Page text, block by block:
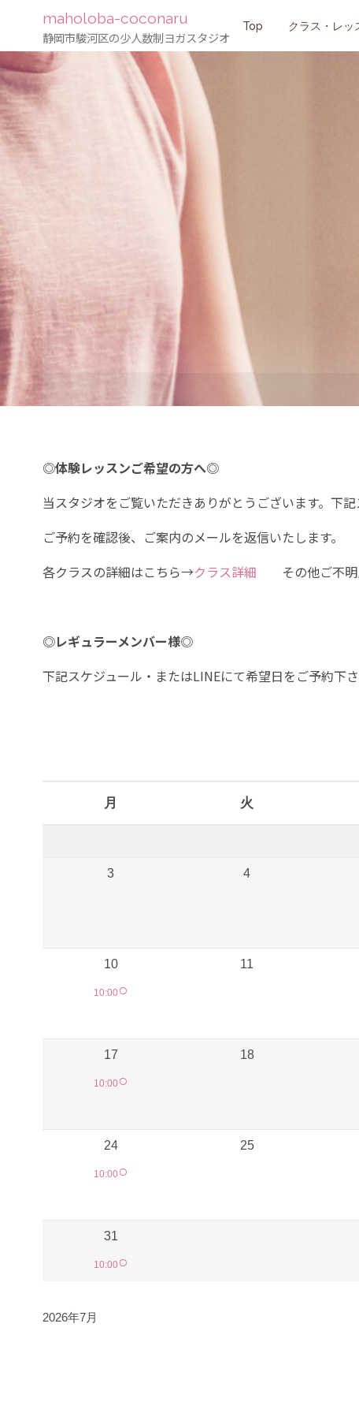
maholoba-coconaru
静岡市駿河区の少人数制ヨガスタジオ
コ
キ
Top クラス・レッ
◎体験レッスンご希望の方へ◎
当スタジオをご覧いただきありがとうございます。下
ご予約を確認後、ご案内のメールを返信いたします。
各クラスの詳細はこちら→クラス詳細 その他ご不明
◎レギュラーメンバー様◎
下記スケジュール・またはLINEにて希望日をご予約下さ
月 火
3 4
10
10:00○
11
17
10:00○
18
24
10:00○
25
31
10:00○
2026年7月